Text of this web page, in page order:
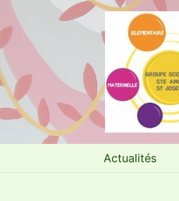
Aller
au
contenu
Actualités